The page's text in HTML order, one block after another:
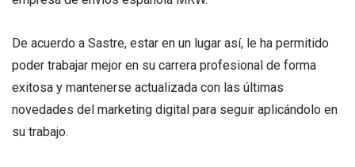
De acuerdo a Sastre, estar en un lugar así, le ha permitido
poder trabajar mejor en su carrera profesional de forma
exitosa y mantenerse actualizada con las últimas
novedades del marketing digital para seguir aplicándolo en
su trabajo.